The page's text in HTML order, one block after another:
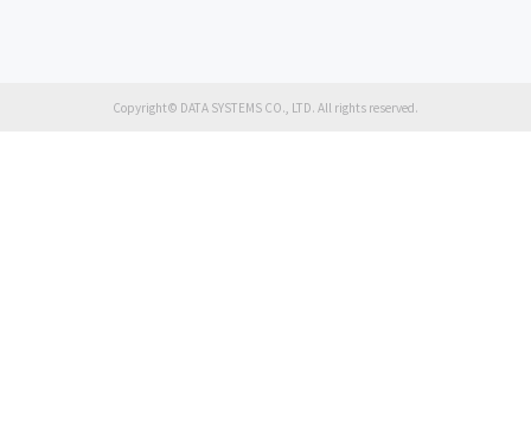
Copyright© DATA SYSTEMS CO., LTD. All rights reserved.